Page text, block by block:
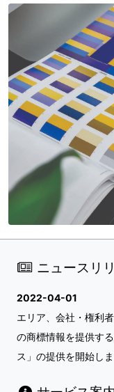
ニュースリ
2022-04-01
エリア、会社・権利
の商標情報を提供す
ス」の提供を開始しま